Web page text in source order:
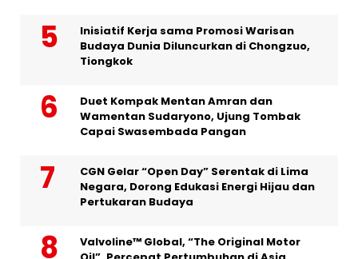
Inisiatif Kerja sama Promosi Warisan
Budaya Dunia Diluncurkan di Chongzuo,
Tiongkok
Duet Kompak Mentan Amran dan
Wamentan Sudaryono, Ujung Tombak
Capai Swasembada Pangan
CGN Gelar “Open Day” Serentak di Lima
Negara, Dorong Edukasi Energi Hijau dan
Pertukaran Budaya
Valvoline™ Global, “The Original Motor